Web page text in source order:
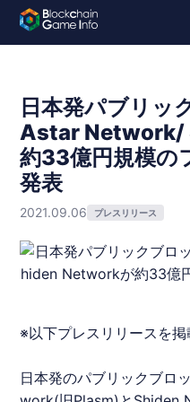
日本発パブリッ
Astar Network/
約33億円規模
発表
2021.09.06 プレスリリース
※以下プレスリリースを掲
⽇本発のパブリックブロ